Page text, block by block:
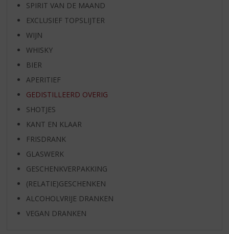
SPIRIT VAN DE MAAND
EXCLUSIEF TOPSLIJTER
WIJN
WHISKY
BIER
APERITIEF
GEDISTILLEERD OVERIG
SHOTJES
KANT EN KLAAR
FRISDRANK
GLASWERK
GESCHENKVERPAKKING
(RELATIE)GESCHENKEN
ALCOHOLVRIJE DRANKEN
VEGAN DRANKEN